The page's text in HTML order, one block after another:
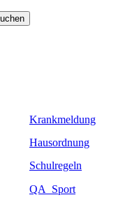
Krankmeldung
Hausordnung
Schulregeln
QA_Sport